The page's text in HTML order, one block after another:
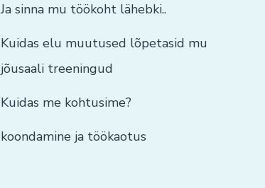
Ja sinna mu töökoht lähebki..
Kuidas elu muutused lõpetasid mu
jõusaali treeningud
Kuidas me kohtusime?
koondamine ja töökaotus